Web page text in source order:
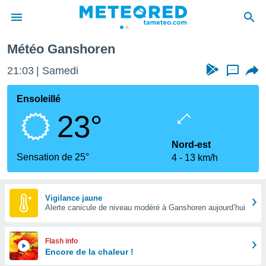
de
Météo Ganshoren
21:03 Samedi ...
Ensoleillé
23°
Sensation de 25°
Nord-est
4
13 km/h
Vigilance jaune
Alerte canicule de niveau modéré à Ganshoren aujourd’hui
Flash info
Encore de la chaleur !